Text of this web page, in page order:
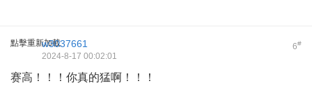
點擊重新加載 6#
w3037661
2024-8-17 00:02:01
赛高！！！你真的猛啊！！！